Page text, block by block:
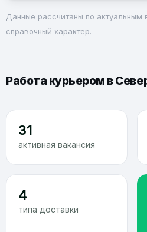
Данные рассчитаны по актуальным
справочный характер.
Работа курьером в
31
активная вакансия
4
типа доставки